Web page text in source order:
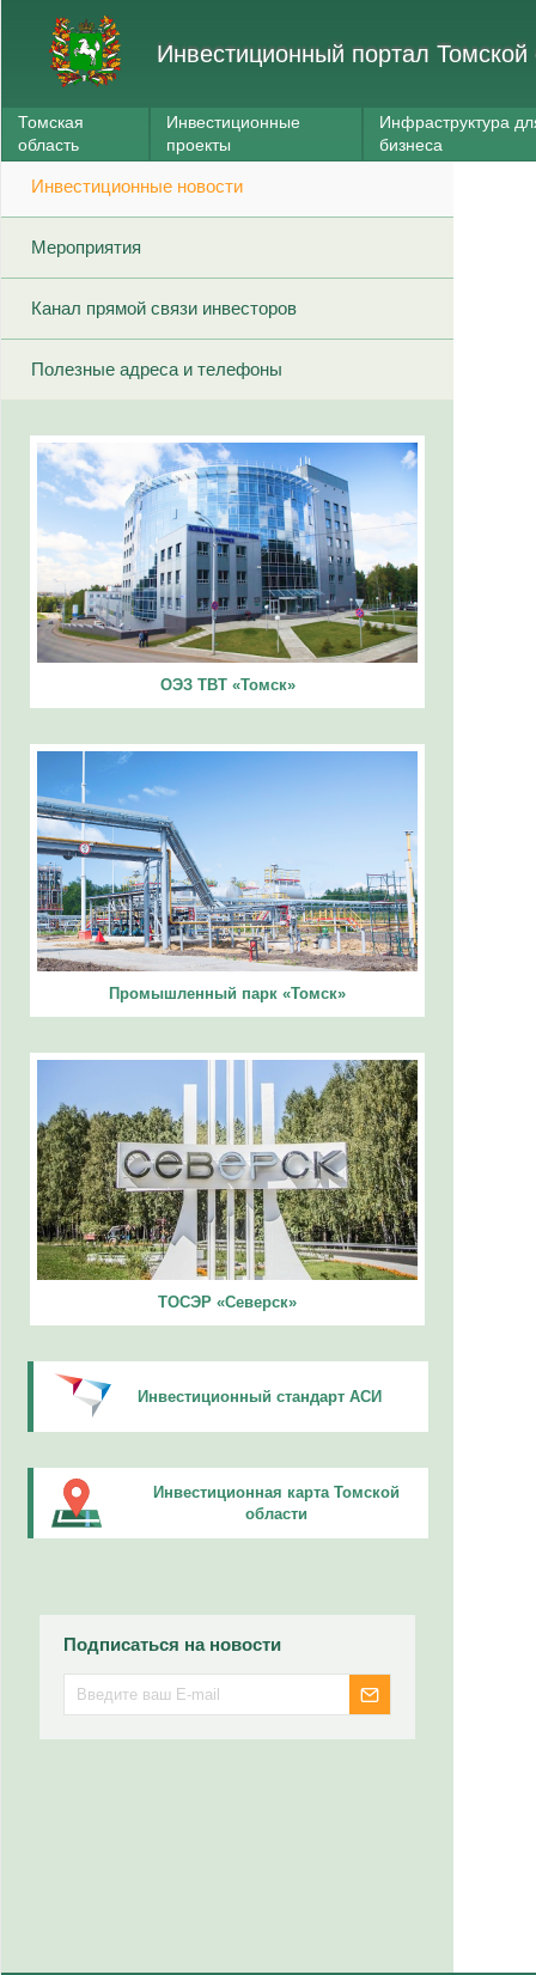
Инвестиционный портал Томской
Томская
область
Инвестиционные
проекты
Инфраструктура
бизнеса
Инвестиционные новости
Мероприятия
Канал прямой связи инвесторов
Полезные адреса и телефоны
ОЭЗ ТВТ «Томск»
Промышленный парк «Томск»
ТОСЭР «Северск»
Инвестиционный стандарт АСИ
Инвестиционная карта Томской
области
Подписаться на новости